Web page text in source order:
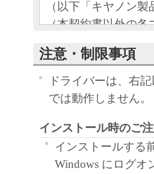
（以下「キヤノン
（本契約書以外の各
以下「本ソフトウ
めの、お客様とキヤ
す。）との間の契約
お客様は、『同意
をもって、本契約書
お客様が本契約書に
ア」を使用するこ
注意・制限事項
ドライバーは、右
では動作しません。
インストール時のご
インストールする
Windows にログオ